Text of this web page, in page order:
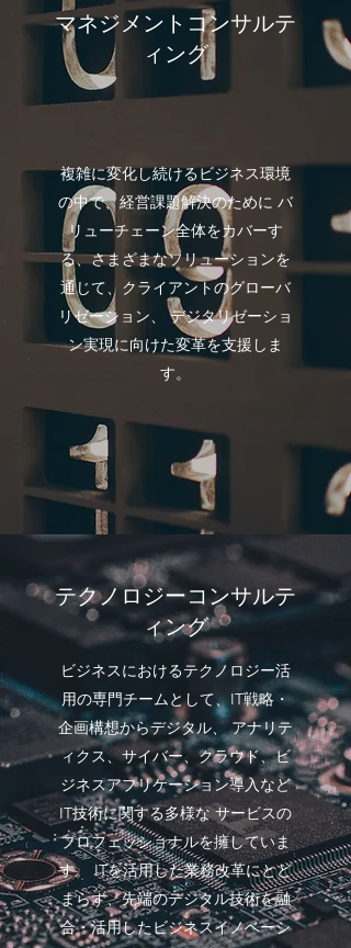
マネジメントコンサルテ
ィング
複雑に変化し続けるビジネス環境
の中で、経営課題解決のために バ
リューチェーン全体をカバーす
る、さまざまなソリューションを
通じて、クライアントのグローバ
リゼーション、 デジタリゼーショ
ン実現に向けた変革を支援しま
す。
テクノロジーコンサルテ
ィング
ビジネスにおけるテクノロジー活
用の専門チームとして、IT戦略・
企画構想からデジタル、 アナリテ
ィクス、サイバー、クラウド、ビ
ジネスアプリケーション導入など
IT技術に関する多様な サービスの
プロフェッショナルを擁していま
す。 ITを活用した業務改革にとど
まらず、先端のデジタル技術を融
合・活用したビジネスイノベーシ